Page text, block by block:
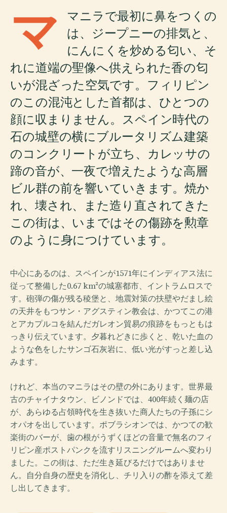
マ
マニラで最初に鼻をつくの
は、ジープニーの排気と、
にんにくを炒める匂い、そ
れに道端の聖像へ供えられた香の匂
いが混ざった空気です。フィリピン
のこの混沌とした首都は、ひとつの
顔に収まりません。スペイン時代の
石の城壁の横にブルータリズム建築
のコンクリートが立ち、カレッサの
蹄の音が、一夜で増えたような高層
ビル群の前を響いていきます。焼か
れ、壊され、また造り直されてきた
この街は、いまではその傷跡を勲章
のように身につけています。
中心にあるのは、スペインが1571年にインディアス法に
従って整備した0.67 km²の城塞都市、イントラムロスで
す。砲弾の傷が残る稜堡と、地震対策の扶壁やだまし絵
の天井をもつサン・アグスティン教会は、かつてこの港
とアカプルコを結んだガレオン貿易の痕跡をもっともは
っきり伝えています。夕暮れどきに歩くと、乾いた血の
ような色をしたサンゴ石灰岩に、低い光がすっと差し込
みます。
けれど、本当のマニラはその壁の外にあります。世界最
古のチャイナタウン、ビノンドでは、400年続く麺の店
が、あらゆる占領時代を生き抜いた商人たちの子孫にシ
オパオを出しています。ポブラシオンでは、かつての歓
楽街のバーが、歯の根がうずくほどの音量で無名のフィ
リピン産ポストパンクを流すリスニングルームへ変わり
ました。この街は、ただ生き延びるだけではありませ
ん。自分自身の歴史を消化し、チリ入りの酢を添えて差
し出してきます。